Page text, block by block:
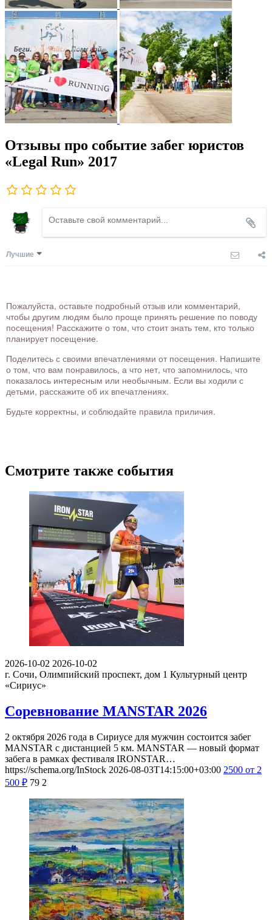
Отзывы про событие забег юристов
«Legal Run» 2017
Лучшие
Пожалуйста, оставьте подробный отзыв или комментарий,
чтобы другим людям было проще принять решение по поводу
посещения! Расскажите о том, что стоит знать тем, кто только
планирует посещение.
Поделитесь с своими впечатлениями от посещения. Напишите
о том, что вам понравилось, а что нет, что запомнилось, что
показалось интересным или необычным. Если вы ходили с
детьми, расскажите об их впечатлениях.
Будьте корректны, и соблюдайте правила приличия.
Смотрите также события
2026-10-02 2026-10-02
г. Сочи, Олимпийский проспект, дом 1 Культурный центр
«Сириус»
Соревнование MANSTAR 2026
2 октября 2026 года в Сириусе для мужчин состоится забег
MANSTAR с дистанцией 5 км. MANSTAR — новый формат
забега в рамках фестиваля IRONSTAR…
https://schema.org/InStock 2026-08-03T14:15:00+03:00 2500 от 2
500 ₽ 79 2